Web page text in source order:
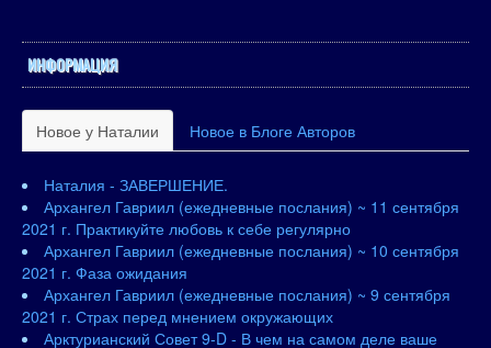
ИНФОРМАЦИЯ
Новое у Наталии Новое в Блоге Авторов
Наталия - ЗАВЕРШЕНИЕ.
Архангел Гавриил (ежедневные послания) ~ 11 сентября
2021 г. Практикуйте любовь к себе регулярно
Архангел Гавриил (ежедневные послания) ~ 10 сентября
2021 г. Фаза ожидания
Архангел Гавриил (ежедневные послания) ~ 9 сентября
2021 г. Страх перед мнением окружающих
Арктурианский Совет 9-D - В чем на самом деле ваше